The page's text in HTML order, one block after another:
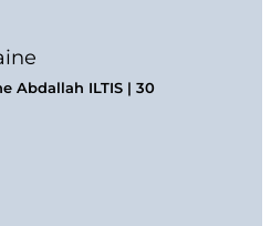
Abdallah ILTIS | 30